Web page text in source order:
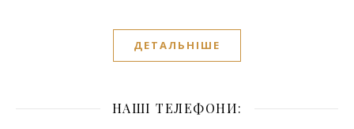
ДЕТАЛЬНІШЕ
НАШІ ТЕЛЕФОНИ: